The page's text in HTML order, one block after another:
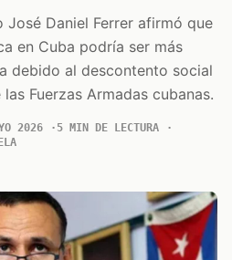
Daniel Ferrer afirmó que
en Cuba podría ser más
debido al descontento social
Fuerzas Armadas cubanas.
2026
5 MIN DE LECTURA